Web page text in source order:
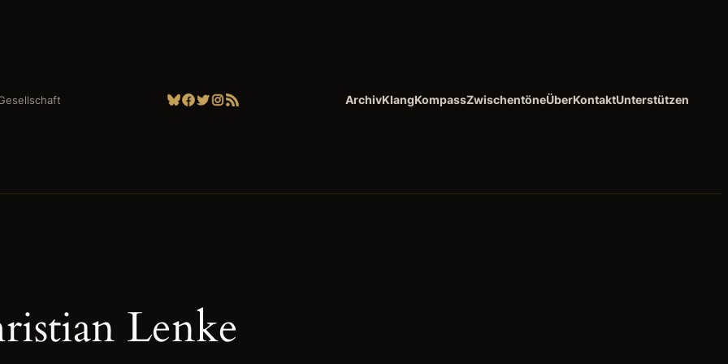
Bluesky
Facebook
Twitter
Instagram
RSS-Feed ArchivKlangKompassZwischentöneÜberKontaktUnterstützen
Lenke